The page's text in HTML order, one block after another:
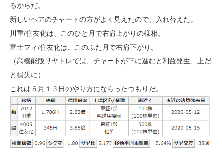
るからだ。
新しいペアのチャートの方がよく見えたので、入れ替えた。
川重/住友化は、このひと月で右肩上がりの様相。
富士フィ/住友化は、このふた月で右肩下がり。
（高機能版サヤトレでは、チャートが下に進むと利益発生、上だ
と損失に）
これは５月１３日のやり方にならったつもりだ。